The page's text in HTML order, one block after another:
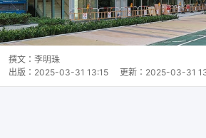
撰文： 李明珠
出版： 2025-03-31 13:15 更新： 2025-03-31